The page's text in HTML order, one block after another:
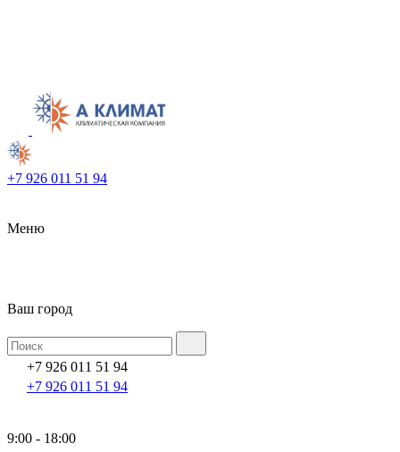
+7 926 011 51 94
Меню
Ваш город
+7 926 011 51 94
+7 926 011 51 94
9:00 - 18:00